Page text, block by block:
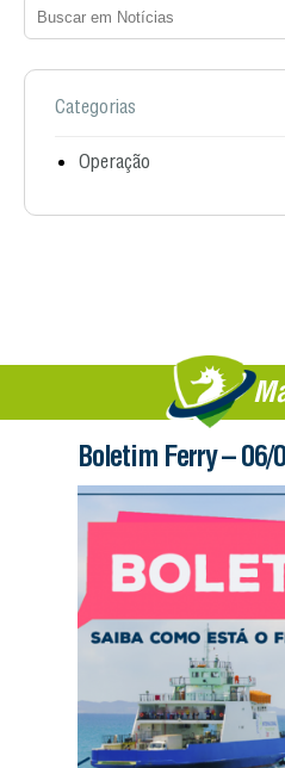
Categorias
Operação
Boletim Ferry – 06/